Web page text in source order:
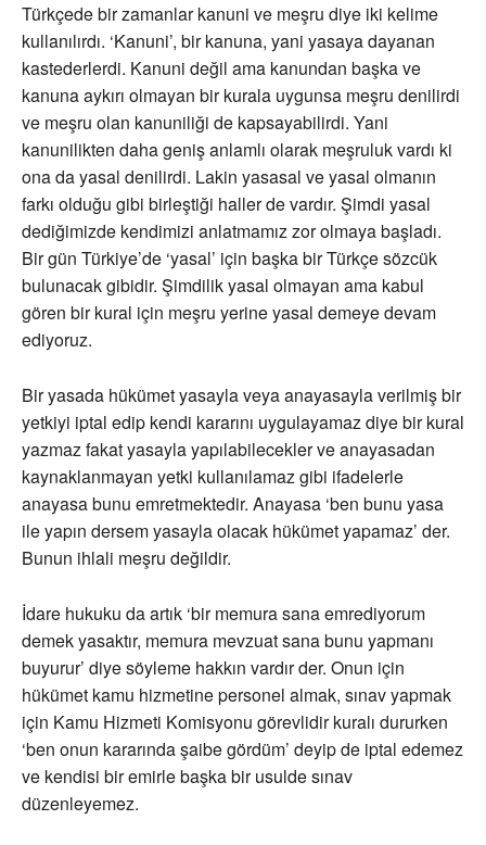
Türkçede bir zamanlar kanuni ve meşru diye iki kelime
kullanılırdı. ‘Kanuni’, bir kanuna, yani yasaya dayanan
kastederlerdi. Kanuni değil ama kanundan başka ve
kanuna aykırı olmayan bir kurala uygunsa meşru denilirdi
ve meşru olan kanuniliği de kapsayabilirdi. Yani
kanunilikten daha geniş anlamlı olarak meşruluk vardı ki
ona da yasal denilirdi. Lakin yasasal ve yasal olmanın
farkı olduğu gibi birleştiği haller de vardır. Şimdi yasal
dediğimizde kendimizi anlatmamız zor olmaya başladı.
Bir gün Türkiye’de ‘yasal’ için başka bir Türkçe sözcük
bulunacak gibidir. Şimdilik yasal olmayan ama kabul
gören bir kural için meşru yerine yasal demeye devam
ediyoruz.
Bir yasada hükümet yasayla veya anayasayla verilmiş bir
yetkiyi iptal edip kendi kararını uygulayamaz diye bir kural
yazmaz fakat yasayla yapılabilecekler ve anayasadan
kaynaklanmayan yetki kullanılamaz gibi ifadelerle
anayasa bunu emretmektedir. Anayasa ‘ben bunu yasa
ile yapın dersem yasayla olacak hükümet yapamaz’ der.
Bunun ihlali meşru değildir.
İdare hukuku da artık ‘bir memura sana emrediyorum
demek yasaktır, memura mevzuat sana bunu yapmanı
buyurur’ diye söyleme hakkın vardır der. Onun için
hükümet kamu hizmetine personel almak, sınav yapmak
için Kamu Hizmeti Komisyonu görevlidir kuralı dururken
‘ben onun kararında şaibe gördüm’ deyip de iptal edemez
ve kendisi bir emirle başka bir usulde sınav
düzenleyemez.